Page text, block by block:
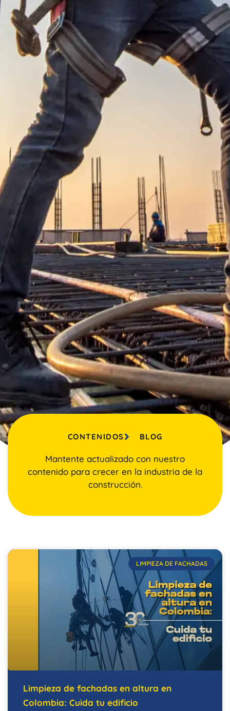
CONTENIDOS BLOG
Mantente actualizado con nuestro
contenido para crecer en la industria de la
construcción.
LIMPIEZA DE FACHADAS
Limpieza de fachadas en altura en
Colombia: Cuida tu edificio